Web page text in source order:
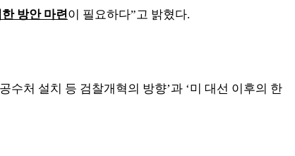
방안 마련이 필요하다”고 밝혔다.
공수처 설치 등 검찰개혁의 방향’과 ‘미 대선 이후의 한